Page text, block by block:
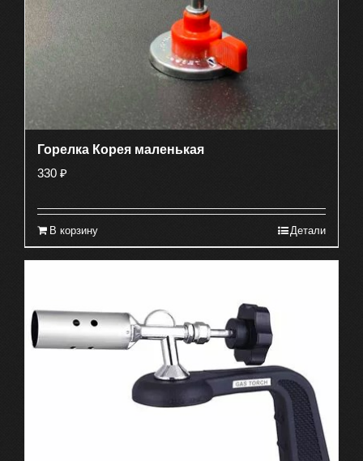
Горелка Корея маленькая
330 ₽
В корзину Детали